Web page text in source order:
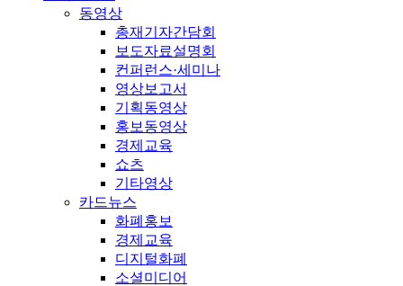
동영상
총재기자간담회
보도자료설명회
컨퍼런스·세미나
영상보고서
기획동영상
홍보동영상
경제교육
쇼츠
기타영상
카드뉴스
화폐홍보
경제교육
디지털화폐
소셜미디어